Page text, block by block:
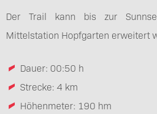
Der Trail kann bis zur
Mittelstation Hopfgarten erweitert
Dauer: 00:50 h
Strecke: 4 km
Höhenmeter: 190 hm